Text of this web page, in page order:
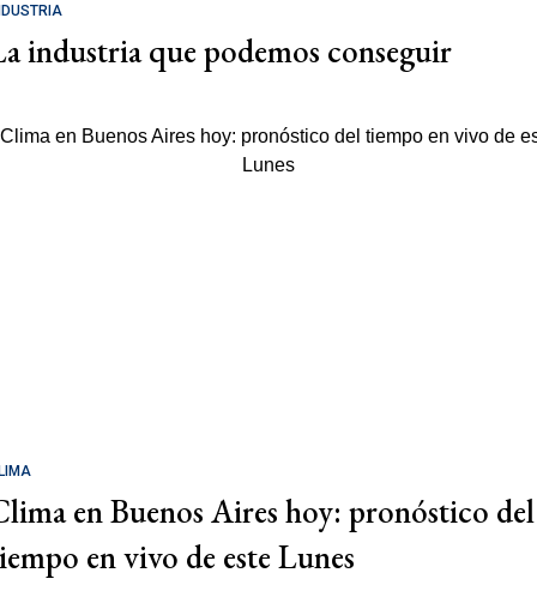
industria que podemos conseguir
en Buenos Aires hoy: pronóstico del
en vivo de este Lunes